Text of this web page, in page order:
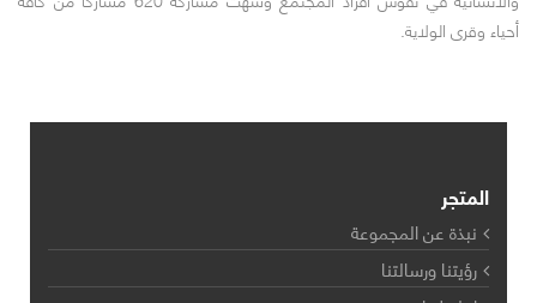
أحياء وقرى الولاية.
المتجر
نبذة عن المجموعة
رؤيتنا ورسالتنا